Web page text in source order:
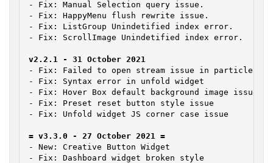
- Fix: Manual Selection query issue.
- Fix: HappyMenu flush rewrite issue.
- Fix: ListGroup Unindetified index error.
- Fix: ScrollImage Unindetified index error.
- Fix: Failed to open stream issue in particle
- Fix: Syntax error in unfold widget
- Fix: Hover Box default background image issue
- Fix: Preset reset button style issue
- Fix: Unfold widget JS corner case issue
- New: Creative Button Widget
- Fix: Dashboard widget broken style